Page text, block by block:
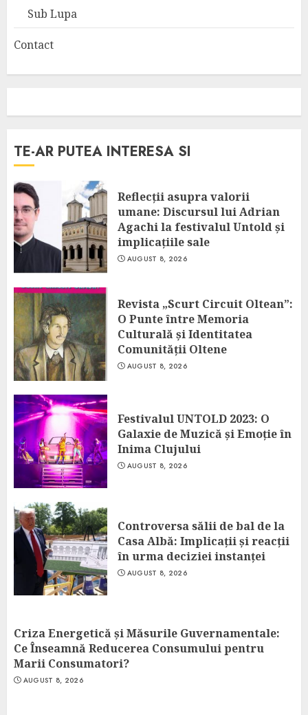
Sub Lupa
Contact
TE-AR PUTEA INTERESA SI
Reflecții asupra valorii
umane: Discursul lui Adrian
Agachi la festivalul Untold și
implicațiile sale
AUGUST 8, 2026
Revista „Scurt Circuit Oltean”:
O Punte între Memoria
Culturală și Identitatea
Comunității Oltene
AUGUST 8, 2026
Festivalul UNTOLD 2023: O
Galaxie de Muzică și Emoție în
Inima Clujului
AUGUST 8, 2026
Controversa sălii de bal de la
Casa Albă: Implicații și reacții
în urma deciziei instanței
AUGUST 8, 2026
Criza Energetică și Măsurile Guvernamentale:
Ce Înseamnă Reducerea Consumului pentru
Marii Consumatori?
AUGUST 8, 2026